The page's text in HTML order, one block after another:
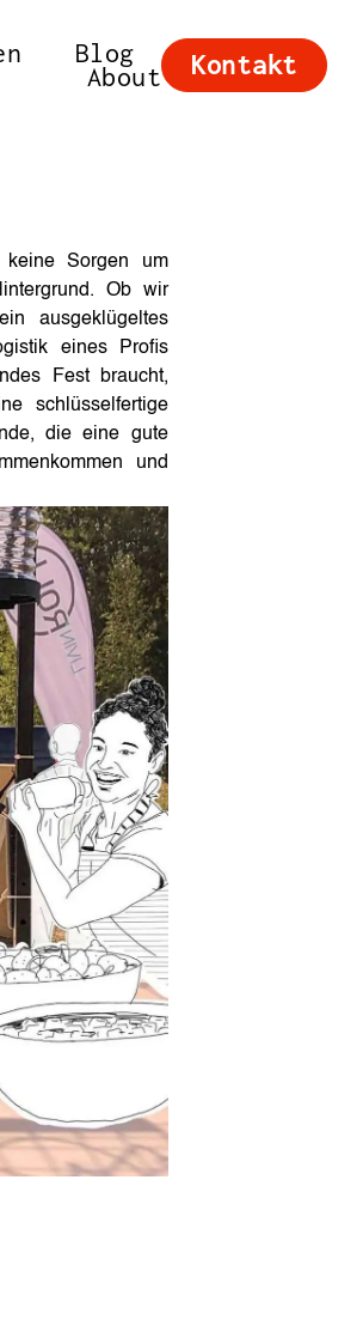
Blog
About Kontakt
Sorgen um
Ob wir
ausgeklügeltes
eines Profis
Fest braucht,
schlüsselfertige
die eine gute
und